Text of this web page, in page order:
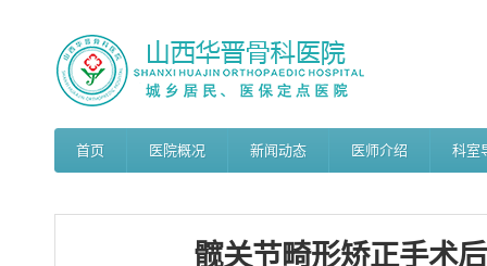
首页 医院概况 新闻动态 医师介绍 科室
髋关节畸形矫正手术